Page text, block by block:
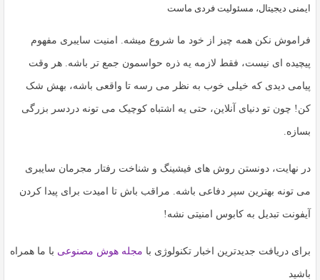
ایمنی دیجیتال، مسئولیت فردی ماست
فراموش نکن همه چیز از خود ما شروع میشه. امنیت سایبری مفهوم
پیچیده ای نیست، فقط لازمه یه ذره حواسمون جمع تر باشه. هر وقت
پیامی دیدی که خیلی خوب به نظر می رسه تا واقعی باشه، بهش شک
کن! چون تو دنیای آنلاین، حتی یه اشتباه کوچیک می تونه دردسر بزرگی
بسازه.
در نهایت، دونستن روش های فیشینگ و شناخت رفتار مجرمان سایبری
می تونه بهترین سپر دفاعی باشه. مراقب باش تا امیدت برای پیدا کردن
آیفونت تبدیل به کابوس امنیتی نشه!
برای دریافت جدیدترین اخبار تکنولوژی با مجله هوش مصنوعی با ما همراه
باشید